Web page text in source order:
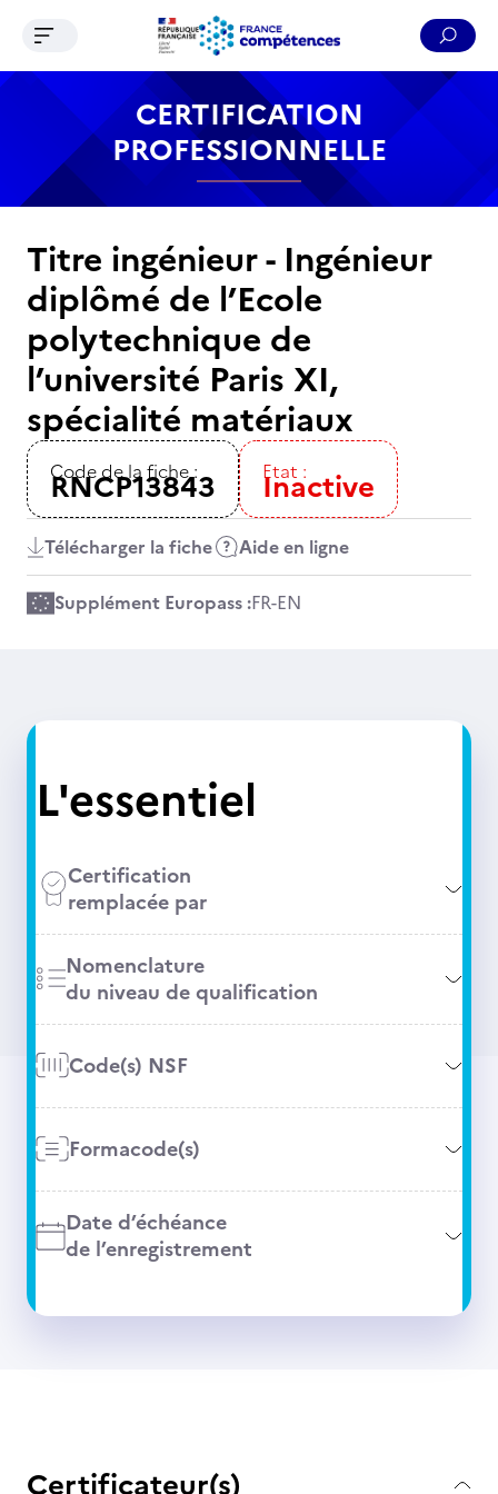
Contenu Recherche Menu Pied de page
Ouvrir le menu de navigation
CERTIFICATION
PROFESSIONNELLE
Titre ingénieur - Ingénieur
diplômé de l’Ecole
polytechnique de
l’université Paris XI,
spécialité matériaux
Code de la fiche :
RNCP13843 Etat :
Inactive
Télécharger la fiche Aide en ligne
Supplément Europass :FR-EN
L'essentiel
Certification
remplacée par
Nomenclature
du niveau de qualification
Code(s) NSF
Formacode(s)
Date d’échéance
de l’enregistrement
Certificateur(s)